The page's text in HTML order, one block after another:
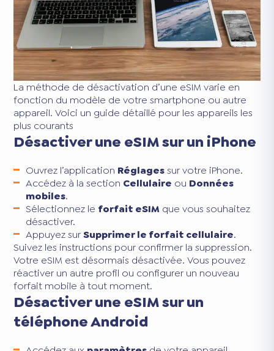
La méthode de désactivation d’une eSIM varie en
fonction du modèle de votre smartphone ou autre
appareil. Voici un guide détaillé pour les appareils les
plus courants
Désactiver une eSIM sur un iPhone
Ouvrez l’application Réglagessur votre iPhone.
Accédez à la section Cellulaire ou Données
mobiles.
Sélectionnez le forfait eSIM que vous souhaitez
désactiver.
Appuyez surSupprimer le forfait cellulaire.
Suivez les instructions pour confirmer la suppression.
Votre eSIM est désormais désactivée. Vous pouvez
réactiver un autre profil ou configurer un nouveau
forfait mobile à tout moment.
Désactiver une eSIM sur un
téléphone Android